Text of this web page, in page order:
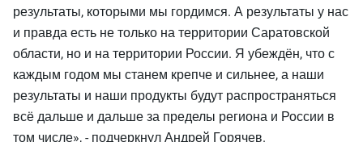
результаты, которыми мы гордимся. А результаты у нас
и правда есть не только на территории Саратовской
области, но и на территории России. Я убеждён, что с
каждым годом мы станем крепче и сильнее, а наши
результаты и наши продукты будут распространяться
всё дальше и дальше за пределы региона и России в
том числе», - подчеркнул Андрей Горячев.